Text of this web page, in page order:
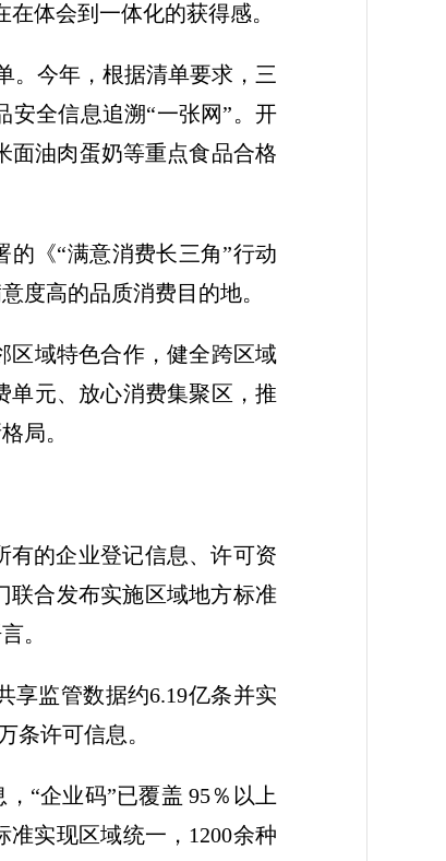
体会到一体化的获得感。
。今年，根据清单要求，三
全信息追溯“一张网”。开
面油肉蛋奶等重点食品合格
的《“满意消费长三角”行动
度高的品质消费目的地。
区域特色合作，健全跨区域
单元、放心消费集聚区，推
局。
有的企业登记信息、许可资
联合发布实施区域地方标准
。
享监管数据约6.19亿条并实
条许可信息。
“企业码”已覆盖 95％以上
实现区域统一，1200余种